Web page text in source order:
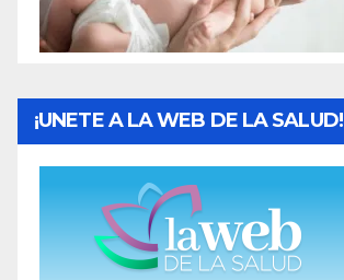
¡UNETE A LA WEB DE LA SALUD!